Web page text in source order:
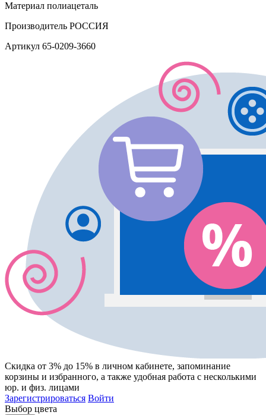
Материал полиацеталь
Производитель РОССИЯ
Артикул 65-0209-3660
Скидка от 3% до 15% в личном кабинете, запоминание
корзины и избранного, а также удобная работа с несколькими
юр. и физ. лицами
Зарегистрироваться Войти
Выбор цвета